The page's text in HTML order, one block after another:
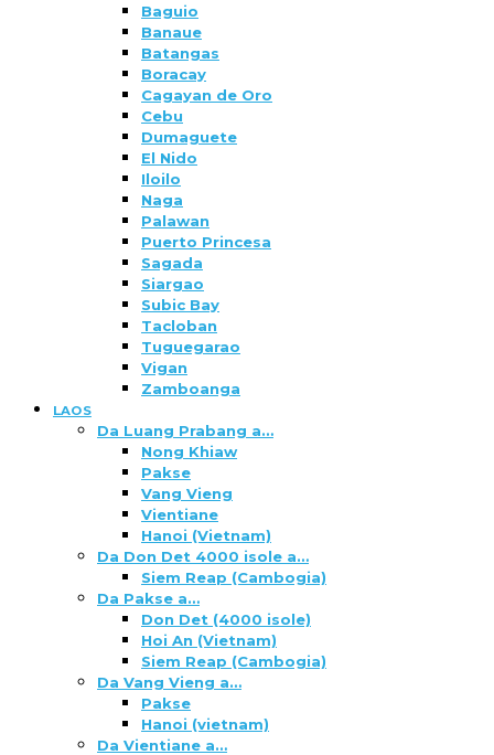
Baguio
Banaue
Batangas
Boracay
Cagayan de Oro
Cebu
Dumaguete
El Nido
Iloilo
Naga
Palawan
Puerto Princesa
Sagada
Siargao
Subic Bay
Tacloban
Tuguegarao
Vigan
Zamboanga
LAOS
Da Luang Prabang a…
Nong Khiaw
Pakse
Vang Vieng
Vientiane
Hanoi (Vietnam)
Da Don Det 4000 isole a…
Siem Reap (Cambogia)
Da Pakse a…
Don Det (4000 isole)
Hoi An (Vietnam)
Siem Reap (Cambogia)
Da Vang Vieng a…
Pakse
Hanoi (vietnam)
Da Vientiane a…